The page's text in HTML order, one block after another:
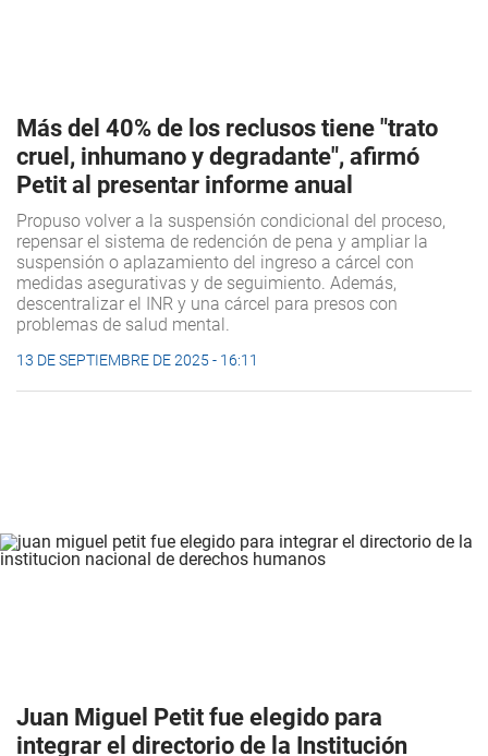
Más del 40% de los reclusos tiene "trato
cruel, inhumano y degradante", afirmó
Petit al presentar informe anual
Propuso volver a la suspensión condicional del proceso,
repensar el sistema de redención de pena y ampliar la
suspensión o aplazamiento del ingreso a cárcel con
medidas asegurativas y de seguimiento. Además,
descentralizar el INR y una cárcel para presos con
problemas de salud mental.
13 DE SEPTIEMBRE DE 2025 - 16:11
Juan Miguel Petit fue elegido para
integrar el directorio de la Institución